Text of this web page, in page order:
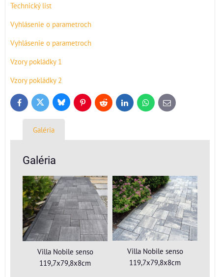
Technický list
Vyhlásenie o parametroch
Vyhlásenie o parametroch
Vzory pokládky 1
Vzory pokládky 2
FacebookTwitter BlueskyPinterestReddit LinkedInWhatsApp
E-
mail
Galéria
Galéria
Villa Nobile senso
119,7x79,8x8cm
Villa Nobile senso
119,7x79,8x8cm